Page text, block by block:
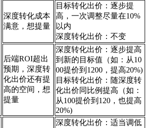
深度转化成本
满意，想提量
目标转化出价：逐步提
高，一次调整尽量在10%
以内
深度转化出价：不变
后端ROI超出
预期，深度转
化出价还有提
高的空间，想
提量
深度转化出价：逐步提高
到新的目标值（如：从10
00提价到1200，提高20%)
目标转化出价：随深度转
化出价同比例提高（如：
从100提价到120，也提高
20%)
深度转化出价：适当调低